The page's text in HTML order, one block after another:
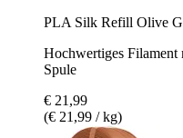
PLA Silk Refill Olive
Hochwertiges
Spule
€ 21,99
(€ 21,99 / kg)